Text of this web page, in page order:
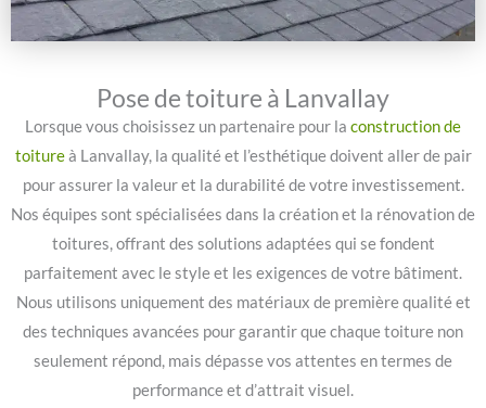
Pose de toiture à Lanvallay
Lorsque vous choisissez un partenaire pour la construction de
toitureà Lanvallay, la qualité et l’esthétique doivent aller de pair
pour assurer la valeur et la durabilité de votre investissement.
Nos équipes sont spécialisées dans la création et la rénovation de
toitures, offrant des solutions adaptées qui se fondent
parfaitement avec le style et les exigences de votre bâtiment.
Nous utilisons uniquement des matériaux de première qualité et
des techniques avancées pour garantir que chaque toiture non
seulement répond, mais dépasse vos attentes en termes de
performance et d’attrait visuel.